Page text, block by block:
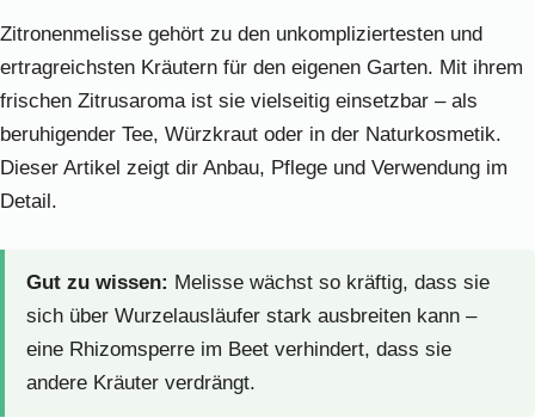
Zitronenmelisse gehört zu den unkompliziertesten und
ertragreichsten Kräutern für den eigenen Garten. Mit ihrem
frischen Zitrusaroma ist sie vielseitig einsetzbar – als
beruhigender Tee, Würzkraut oder in der Naturkosmetik.
Dieser Artikel zeigt dir Anbau, Pflege und Verwendung im
Detail.
Gut zu wissen: Melisse wächst so kräftig, dass sie
sich über Wurzelausläufer stark ausbreiten kann –
eine Rhizomsperre im Beet verhindert, dass sie
andere Kräuter verdrängt.